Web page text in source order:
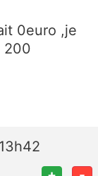
0euro ,je
200